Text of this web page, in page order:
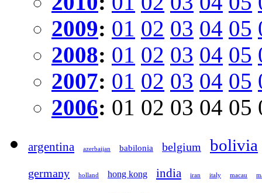
2009: 01 02 03 04 05
2008: 01 02 03 04 05
2007: 01 02 03 04 05
2006: 01 02 03 04 05
argentina azerbaijan babilonia belgium bolivia
germany holland hong kong india iran italy macau